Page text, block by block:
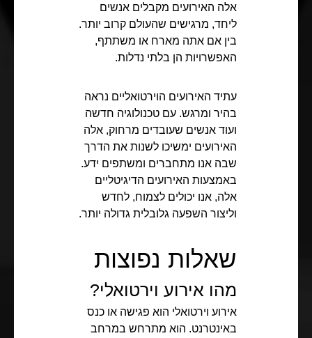
אלה האירועים מקבלים אנשים
ליחד, מרגישים שהעולם קרוב יותר.
בין אם אתה מארח או משתתף,
האפשרויות הן בלתי נדלות.
עתיד האירועים הוירטואליים נראה
בהיר ומרגש. עם טכנולוגיה חדשה
ועוד אנשים שעובדים מרחוק, אלה
האירועים ימשיכו לשנות את הדרך
שבה אנו מתחברים ומשתפים ידע.
באמצעות האירועים הדיגיטליים
אלה, אנו יכולים לצמוח, לחדש
וליצור השפעה גלובלית גדולה יותר.
שאלות נפוצות
מהו אירוע וירטואלי?
אירוע וירטואלי הוא פגישה או כנס
באינטרנט. הוא מתרחש במרחב